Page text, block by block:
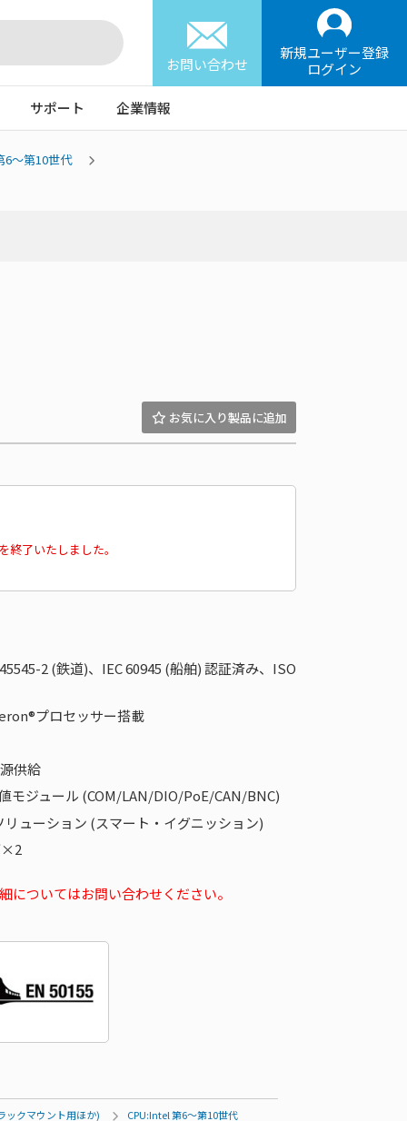
お問い合わせ
新規ユーザー登録
ログイン
サポート 企業情報
6～第10世代
了いたしました。
2 (鉄道)、IEC 60945 (船舶) 認証済み、ISO
プロセッサー搭載
供給
モジュール (COM/LAN/DIO/PoE/CAN/BNC)
ューション (スマート・イグニッション)
×2
についてはお問い合わせください。
ックマウント用ほか)
CPU:Intel 第6～第10世代